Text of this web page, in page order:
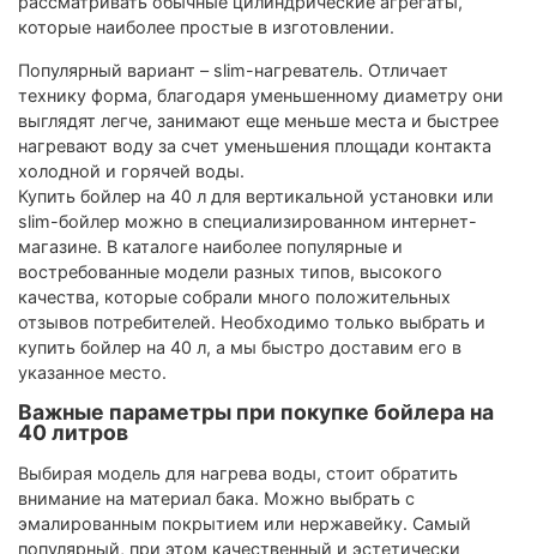
которые наиболее простые в изготовлении.
Популярный вариант – slim-нагреватель. Отличает
технику форма, благодаря уменьшенному диаметру они
выглядят легче, занимают еще меньше места и быстрее
нагревают воду за счет уменьшения площади контакта
холодной и горячей воды.
Купить бойлер на 40 л для вертикальной установки или
slim-бойлер можно в специализированном интернет-
магазине. В каталоге наиболее популярные и
востребованные модели разных типов, высокого
качества, которые собрали много положительных
отзывов потребителей. Необходимо только выбрать и
купить бойлер на 40 л, а мы быстро доставим его в
указанное место.
Важные параметры при покупке бойлера на
40 литров
Выбирая модель для нагрева воды, стоит обратить
внимание на материал бака. Можно выбрать с
эмалированным покрытием или нержавейку. Самый
популярный, при этом качественный и эстетически